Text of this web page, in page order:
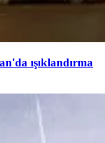
ışıklandırma